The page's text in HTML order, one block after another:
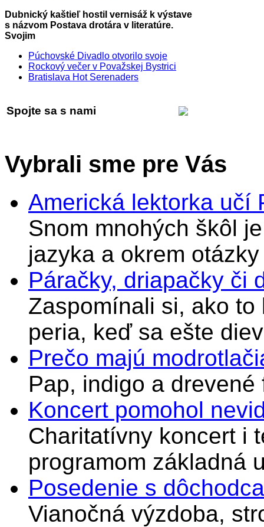
Dubnický kaštieľ hostil vernisáž k výstave
s názvom Postava drotára v literatúre.
Svojim
Púchovské Divadlo otvorilo svoje
Rockový večer v Považskej Bystrici
Bratislava Hot Serenaders
Spojte sa s nami
Vybrali sme pre Vás
Americká lektorka učí
Snom mnohých škôl
jazyka a okrem
Páračky, driapačky či
Zaspomínali si, ako
peria, keď sa ešte
Prečo majú
Pap, indigo a drevené
Koncert pomohol
Charitatívny koncert i
programom základná
Posedenie s
Vianočná výzdoba,